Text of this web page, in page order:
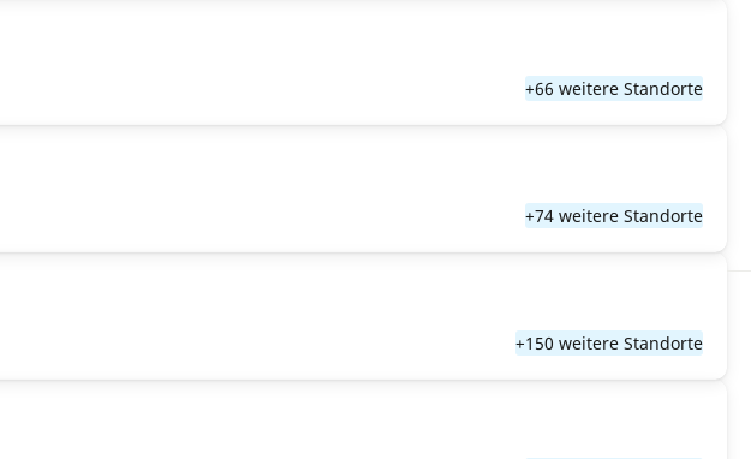
+66 weitere Standorte
+74 weitere Standorte
+150 weitere Standorte